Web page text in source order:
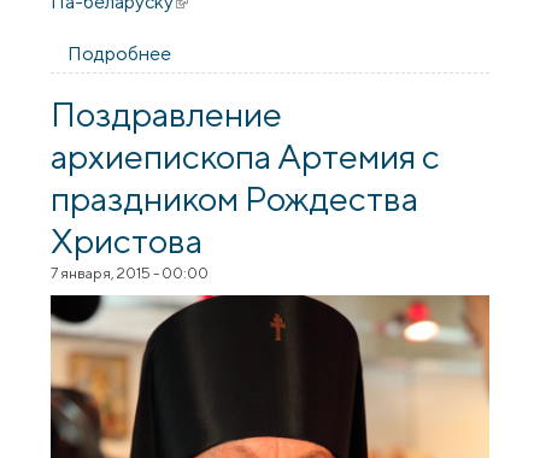
Подробнее
Поздравление
архиепископа Артемия с
праздником Рождества
Христова
7 января, 2015 - 00:00